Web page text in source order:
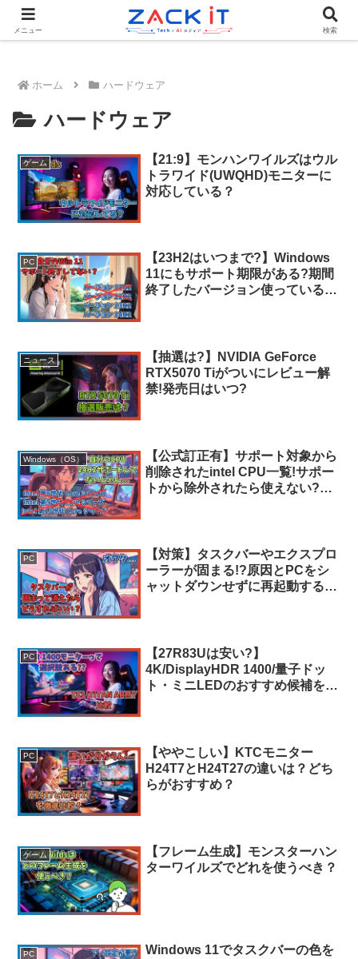
Tech×AIメディア『ZACK IT - 未来をもっと身近に』
ホーム ハードウェア
ハードウェア
ゲーム
【21:9】モンハンワイルズはウル
トラワイド(UWQHD)モニターに
対応している？
PC
【23H2はいつまで?】Windows
11にもサポート期限がある?期間
終了したバージョン使っている人
ニュース
【抽選は?】NVIDIA GeForce
RTX5070 Tiがついにレビュー解
禁!発売日はいつ?
Windows（OS）
【公式訂正有】サポート対象から
削除されたintel CPU一覧!サポー
トから除外されたら使えない?
PC
【対策】タスクバーやエクスプロ
ーラーが固まる!?原因とPCをシ
ャットダウンせずに再起動する方
PC
【27R83Uは安い?】
4K/DisplayHDR 1400/量子ドッ
ト・ミニLEDのおすすめ候補を探
PC
【ややこしい】KTCモニター
H24T7とH24T27の違いは？どち
らがおすすめ？
ゲーム
【フレーム生成】モンスターハン
ターワイルズでどれを使うべき？
PC
Windows 11でタスクバーの色を
メニュー 検索